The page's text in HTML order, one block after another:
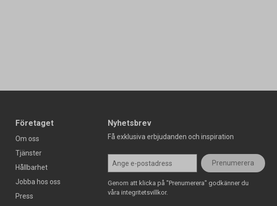
Företaget
Om oss
Tjänster
Hållbarhet
Jobba hos oss
Press
Nyhetsbrev
Få exklusiva erbjudanden och inspiration
Prenumerera
Genom att klicka på "Prenumerera" godkänner du
våra integritetsvillkor.